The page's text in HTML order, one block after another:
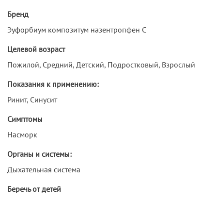
Бренд
Эуфорбиум композитум назентропфен С
Целевой возраст
Пожилой, Средний, Детский, Подростковый, Взрослый
Показания к применению:
Ринит, Синусит
Симптомы
Насморк
Органы и системы:
Дыхательная система
Беречь от детей